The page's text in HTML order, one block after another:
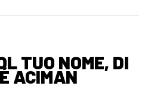
TUO NOME, DI
ACIMAN